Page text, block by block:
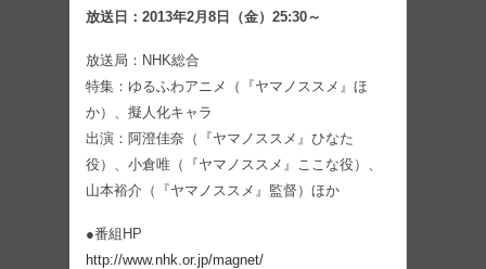
放送日：2013年2月8日（金）25:30～
放送局：NHK総合
特集：ゆるふわアニメ（『ヤマノススメ』ほ
か）、擬人化キャラ
出演：阿澄佳奈（『ヤマノススメ』ひなた
役）、小倉唯（『ヤマノススメ』ここな役）、
山本裕介（『ヤマノススメ』監督）ほか
●番組HP
http://www.nhk.or.jp/magnet/